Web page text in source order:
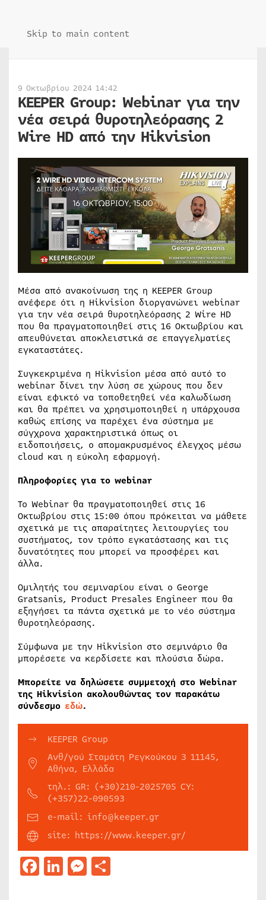
Skip to main content
9 Οκτωβρίου 2024 14:42
KEEPER Group: Webinar για την
νέα σειρά θυροτηλεόρασης 2
Wire HD από την Hikvision
Μέσα από ανακοίνωση της η KEEPER Group
ανέφερε ότι η Hikvision διοργανώνει webinar
για την νέα σειρά θυροτηλεόρασης 2 Wire HD
που θα πραγματοποιηθεί στις 16 Οκτωβρίου και
απευθύνεται αποκλειστικά σε επαγγελματίες
εγκαταστάτες.
Συγκεκριμένα η Hikvision μέσα από αυτό το
webinar δίνει την λύση σε χώρους που δεν
είναι εφικτό να τοποθετηθεί νέα καλωδίωση
και θα πρέπει να χρησιμοποιηθεί η υπάρχουσα
καθώς επίσης να παρέχει ένα σύστημα με
σύγχρονα χαρακτηριστικά όπως οι
ειδοποιήσεις, ο απομακρυσμένος έλεγχος μέσω
cloud και η εύκολη εφαρμογή.
Πληροφορίες για το webinar
Το Webinar θα πραγματοποιηθεί στις 16
Οκτωβρίου στις 15:00 όπου πρόκειται να μάθετε
σχετικά με τις απαραίτητες λειτουργίες του
συστήματος, τον τρόπο εγκατάστασης και τις
δυνατότητες που μπορεί να προσφέρει και
άλλα.
Ομιλητής του σεμιναρίου είναι ο George
Gratsanis, Product Presales Engineer που θα
εξηγήσει τα πάντα σχετικά με το νέο σύστημα
θυροτηλεόρασης.
Σύμφωνα με την Hikvision στο σεμινάριο θα
μπορέσετε να κερδίσετε και πλούσια δώρα.
Μπορείτε να δηλώσετε συμμετοχή στο Webinar
της Hikvision ακολουθώντας τον παρακάτω
σύνδεσμο εδώ.
KEEPER Group
Ανθ/γού Σταμάτη Ρεγκούκου 3 11145,
Αθήνα, Ελλάδα
τηλ.: GR: (+30)210-2025705 CY:
(+357)22-090593
e-mail: info@keeper.gr
site: https://www.keeper.gr/
Facebook
LinkedIn
Messenger